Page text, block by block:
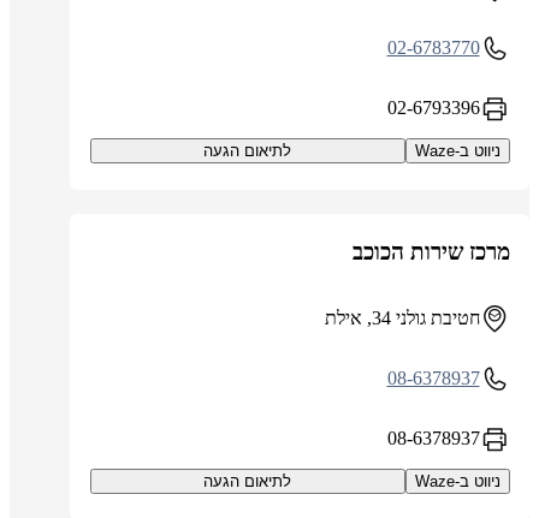
02-6783770
02-6793396
ניווט ב-Waze לתיאום הגעה
מרכז שירות הכוכב
חטיבת גולני 34, אילת
08-6378937
08-6378937
ניווט ב-Waze לתיאום הגעה